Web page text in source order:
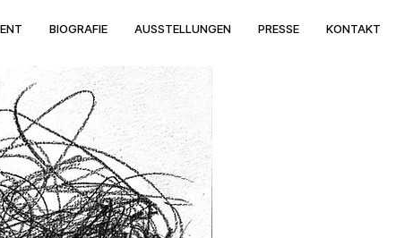
BIOGRAFIE AUSSTELLUNGEN PRESSE KONTAKT